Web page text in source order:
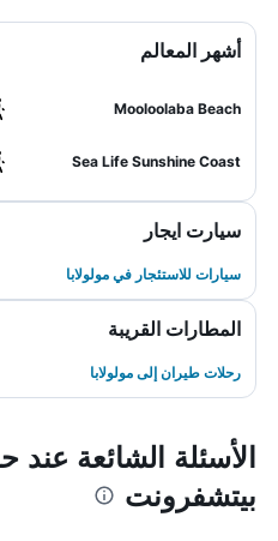
أشهر المعالم
Mooloolaba Beach
Sea Life Sunshine Coast
سيارت ايجار
سيارات للاستئجار في مولولابا
المطارات القريبة
رحلات طيران إلى مولولابا
الأسئلة الشائعة عند
بيتشفرونت